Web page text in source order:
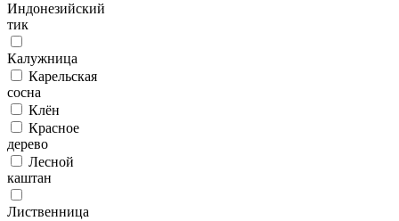
Индонезийский
тик
Калужница
Карельская
сосна
Клён
Красное
дерево
Лесной
каштан
Лиственница